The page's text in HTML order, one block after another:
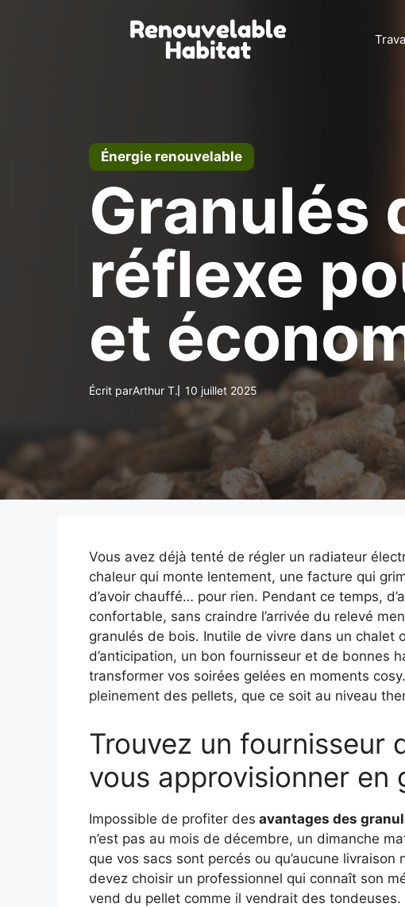
Énergie renouvelable
Granulés
réflexe
et
Écrit parArthur T. 10 juillet 2025
Vous avez déjà tenté de régler un radiateur
chaleur qui monte lentement, une facture qui
d’avoir chauffé… pour rien. Pendant ce temps,
confortable, sans craindre l’arrivée du relevé
granulés de bois. Inutile de vivre dans un chalet
d’anticipation, un bon fournisseur et de bonnes
transformer vos soirées gelées en moments
pleinement des pellets, que ce soit au niveau
Trouvez un fournisseur
vous approvisionner en
Impossible de profiter des avantages des
n’est pas au mois de décembre, un dimanche
que vos sacs sont percés ou qu’aucune livraison
devez choisir un professionnel qui connaît son
vend du pellet comme il vendrait des tondeuses.